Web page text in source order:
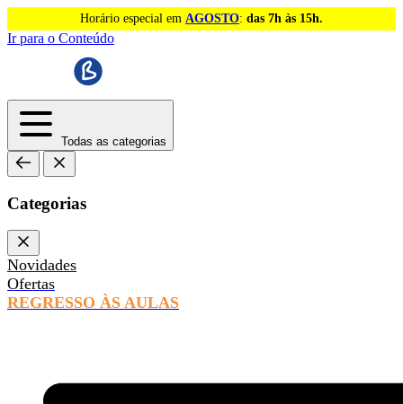
Horário especial em AGOSTO: das 7h às 15h.
Ir para o Conteúdo
Todas as categorias
Categorias
Novidades
Ofertas
REGRESSO ÀS AULAS